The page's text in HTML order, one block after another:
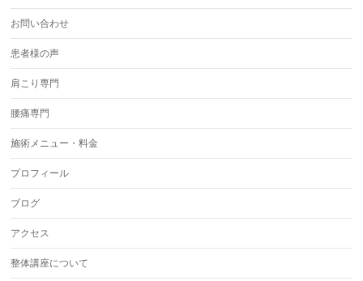
お問い合わせ
患者様の声
肩こり専門
腰痛専門
施術メニュー・料金
プロフィール
ブログ
アクセス
整体講座について